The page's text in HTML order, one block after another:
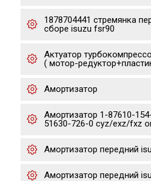
1878704441 стремянка
сборе isuzu fsr90
Актуатор
( мотор-
Амортизатор
Амортизатор 1-87610-
51630-726-0 cyz/exz/fxz
Амортизатор передний
Амортизатор передний